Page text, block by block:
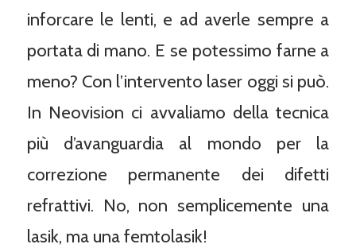
inforcare le lenti, e ad averle sempre a
portata di mano. E se potessimo farne a
meno? Con l’intervento laser oggi si può.
In Neovision ci avvaliamo della tecnica
più d’avanguardia al mondo per la
correzione permanente dei difetti
refrattivi. No, non semplicemente una
lasik, ma una femtolasik!